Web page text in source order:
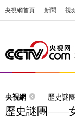
央視網首頁 新聞 視
央視網 歷史謎
歷史謎團——